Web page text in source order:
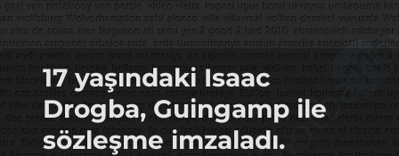
footbaLLove
17 yaşındaki Isaac
Drogba, Guingamp ile
sözleşme imzaladı.